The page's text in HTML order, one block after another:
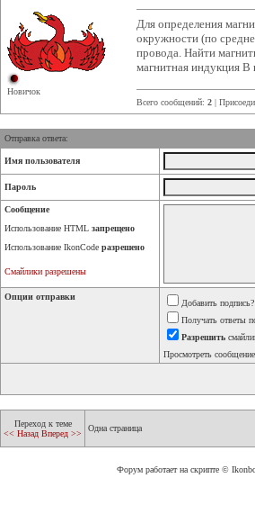
Новичок
Для определения
окружности (по
провода. Найти
магнитная индукция B
Всего сообщений: 2 |
Отправка ответа:
Имя пользователя
Пароль
Сообщение
Использование HTML запрещено
Использование IkonCode разрешено
Смайлики разрешены
Опции отправки
Добавить подпись?
Получать ответы
Разрешить
Просмотреть
Переход к теме
<< Назад Вперед >>
Одна страница
Форум работает на скрипте ©